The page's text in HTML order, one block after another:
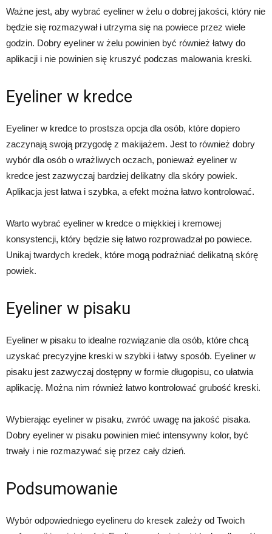
Ważne jest, aby wybrać eyeliner w żelu o dobrej jakości, który nie
będzie się rozmazywał i utrzyma się na powiece przez wiele
godzin. Dobry eyeliner w żelu powinien być również łatwy do
aplikacji i nie powinien się kruszyć podczas malowania kreski.
Eyeliner w kredce
Eyeliner w kredce to prostsza opcja dla osób, które dopiero
zaczynają swoją przygodę z makijażem. Jest to również dobry
wybór dla osób o wrażliwych oczach, ponieważ eyeliner w
kredce jest zazwyczaj bardziej delikatny dla skóry powiek.
Aplikacja jest łatwa i szybka, a efekt można łatwo kontrolować.
Warto wybrać eyeliner w kredce o miękkiej i kremowej
konsystencji, który będzie się łatwo rozprowadzał po powiece.
Unikaj twardych kredek, które mogą podrażniać delikatną skórę
powiek.
Eyeliner w pisaku
Eyeliner w pisaku to idealne rozwiązanie dla osób, które chcą
uzyskać precyzyjne kreski w szybki i łatwy sposób. Eyeliner w
pisaku jest zazwyczaj dostępny w formie długopisu, co ułatwia
aplikację. Można nim również łatwo kontrolować grubość kreski.
Wybierając eyeliner w pisaku, zwróć uwagę na jakość pisaka.
Dobry eyeliner w pisaku powinien mieć intensywny kolor, być
trwały i nie rozmazywać się przez cały dzień.
Podsumowanie
Wybór odpowiedniego eyelineru do kresek zależy od Twoich